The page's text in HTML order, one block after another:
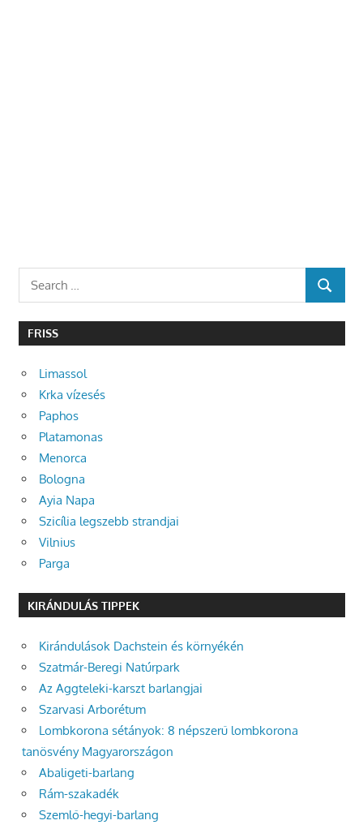
Search
for:
SEARCH
FRISS
Limassol
Krka vízesés
Paphos
Platamonas
Menorca
Bologna
Ayia Napa
Szicília legszebb strandjai
Vilnius
Parga
KIRÁNDULÁS TIPPEK
Kirándulások Dachstein és környékén
Szatmár-Beregi Natúrpark
Az Aggteleki-karszt barlangjai
Szarvasi Arborétum
Lombkorona sétányok: 8 népszerű lombkorona
tanösvény Magyarországon
Abaligeti-barlang
Rám-szakadék
Szemlő-hegyi-barlang